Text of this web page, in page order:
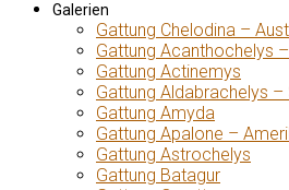
Galerien
Gattung Chelodina –
Gattung Acanthochelys
Gattung Actinemys
Gattung Aldabrachelys
Gattung Amyda
Gattung Apalone –
Gattung Astrochelys
Gattung Batagur